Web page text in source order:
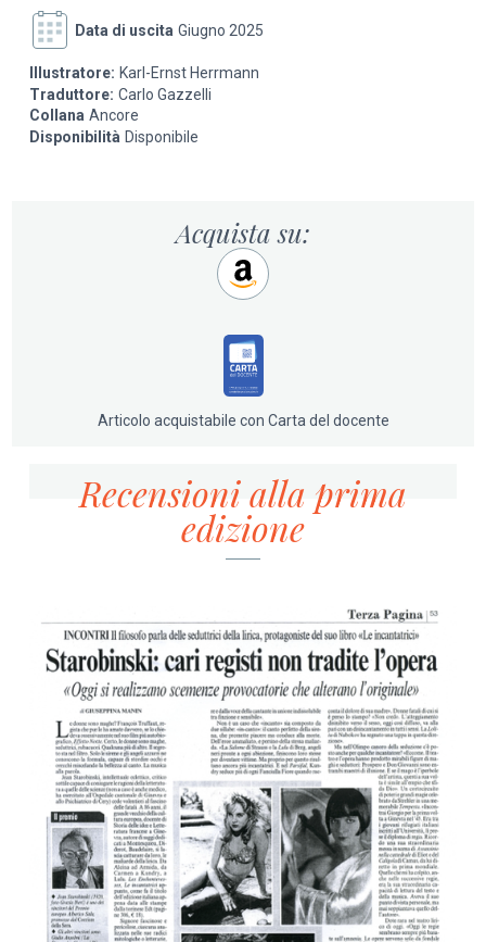
l'incarnazione dell'arte che moltiplica i piaceri, ma che al
tempo stesso sa bene quanto la propria sovranità è
Starobinski incontra i testi di alcuni spettatori inquieti,
ricavandone illuminanti scoperte intellettuali e qualche
interrogativo. Il secolo romantico ha voluto ritrovare una
sacro all'esperienza più intima del sé. Ma alla
sacralizzazione dell'arte corrisponde di ritorno
un'estetizzazione del religioso, fenomeno complesso
che non smette di manifestarsi sotto i nostri occhi, con
che le sfide estetiche evocate in questo libro,
ricchissimo di intuizioni sulla musica dei grandi operisti,
da Monteverdi a Haendel, Mozart, Wagner, Strauss e
molti altri, interessano da vicino l'evoluzione delle
Data di uscita Giugno 2025
Illustratore: Karl-Ernst Herrmann
Traduttore: Carlo Gazzelli
Collana Ancore
Disponibilità Disponibile
Acquista su:
Articolo acquistabile con Carta del docente
Recensioni alla prima
edizione